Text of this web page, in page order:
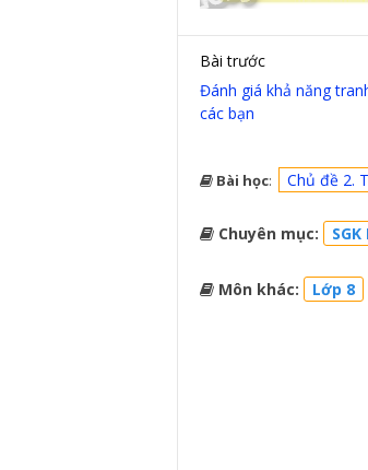
Bài trước
Đánh giá khả năng
các bạn
Bài học: Chủ đề 2.
Chuyên mục:
Môn khác: Lớp 8